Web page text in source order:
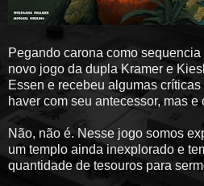
Pegando carona como
novo jogo da dupla Kramer e
Essen e recebeu algumas
haver com seu antecessor, mas e
Não, não é. Nesse jogo somos
um templo ainda inexplorado e
quantidade de tesouros para